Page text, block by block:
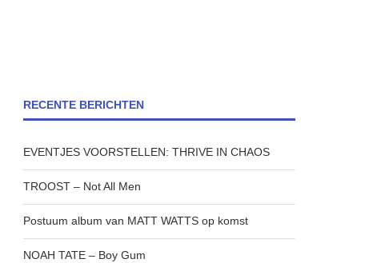
RECENTE BERICHTEN
EVENTJES VOORSTELLEN: THRIVE IN CHAOS
TROOST – Not All Men
Postuum album van MATT WATTS op komst
NOAH TATE – Boy Gum